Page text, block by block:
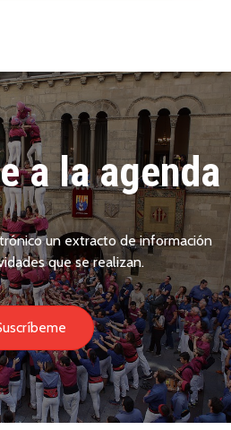
a la agenda
un extracto de información
que se realizan.